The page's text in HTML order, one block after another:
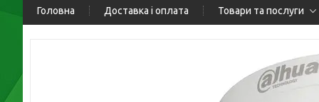
Головна Доставка і оплата Товари та послуги